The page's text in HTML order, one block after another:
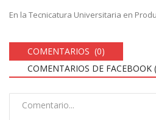
En la Tecnicatura Universitaria en
COMENTARIOS (0)
COMENTARIOS DE FACEBOOK (